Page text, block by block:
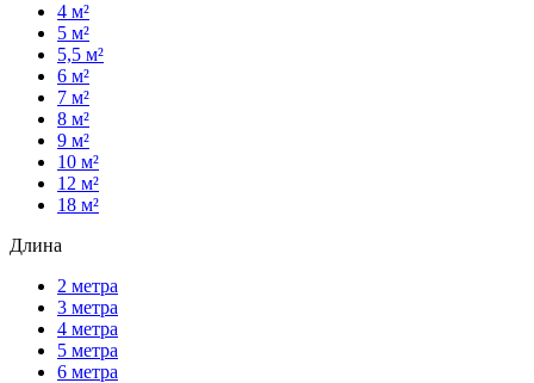
4 м²
5 м²
5,5 м²
6 м²
7 м²
8 м²
9 м²
10 м²
12 м²
18 м²
Длина
2 метра
3 метра
4 метра
5 метра
6 метра